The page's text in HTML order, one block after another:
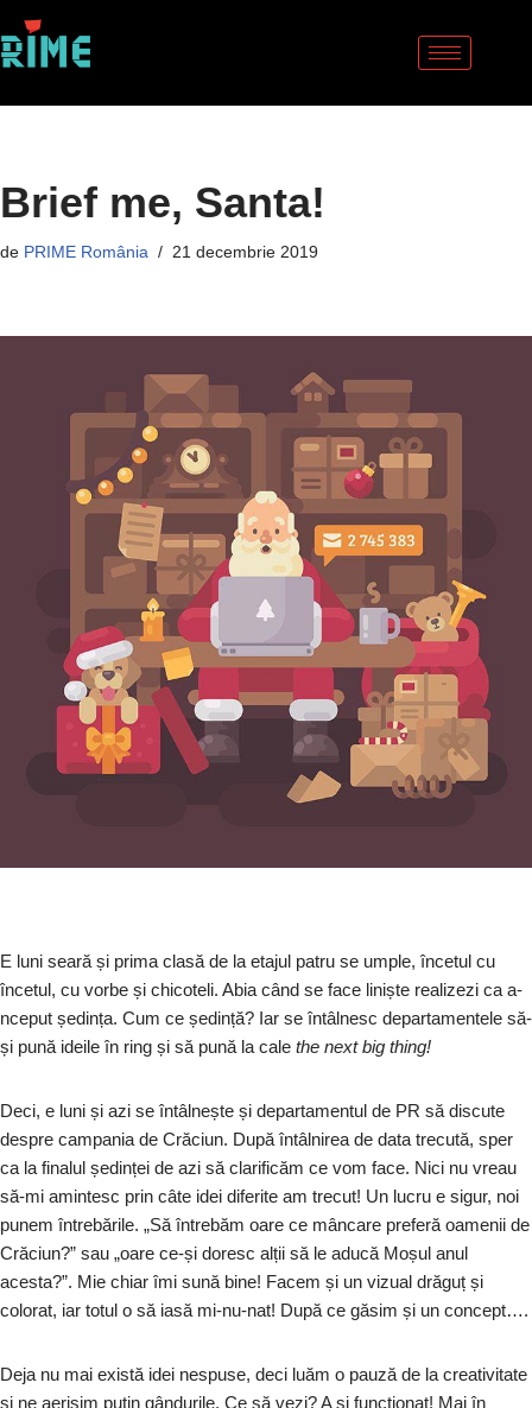
Sari
Brief me, Santa!
de PRIME România 21 decembrie 2019
E luni seară și prima clasă de la etajul patru se umple, încetul cu
încetul, cu vorbe și chicoteli. Abia când se face liniște realizezi ca a-
nceput ședința. Cum ce ședință? Iar se întâlnesc departamentele să-
și pună ideile în ring și să pună la cale the next big thing!
Deci, e luni și azi se întâlnește și departamentul de PR să discute
despre campania de Crăciun. După întâlnirea de data trecută, sper
ca la finalul ședinței de azi să clarificăm ce vom face. Nici nu vreau
să-mi amintesc prin câte idei diferite am trecut! Un lucru e sigur, noi
punem întrebările. „Să întrebăm oare ce mâncare preferă oamenii de
Crăciun?” sau „oare ce-și doresc alții să le aducă Moșul anul
acesta?”. Mie chiar îmi sună bine! Facem și un vizual drăguț și
colorat, iar totul o să iasă mi-nu-nat! După ce găsim și un concept….
Deja nu mai există idei nespuse, deci luăm o pauză de la creativitate
și ne aerisim puțin gândurile. Ce să vezi? A și funcționat! Mai în